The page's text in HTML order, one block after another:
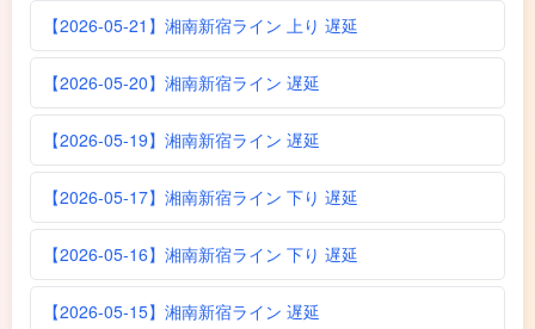
【2026-05-21】湘南新宿ライン 上り 遅延
【2026-05-20】湘南新宿ライン 遅延
【2026-05-19】湘南新宿ライン 遅延
【2026-05-17】湘南新宿ライン 下り 遅延
【2026-05-16】湘南新宿ライン 下り 遅延
【2026-05-15】湘南新宿ライン 遅延